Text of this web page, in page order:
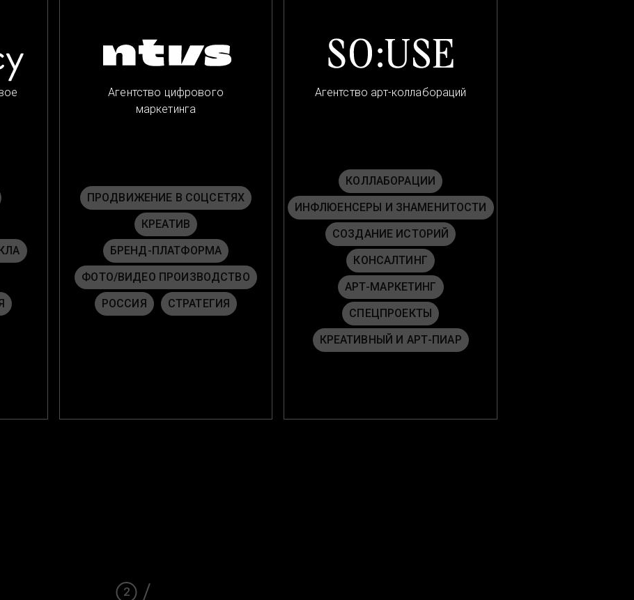
Агентство цифрового
маркетинга
ПРОДВИЖЕНИЕ В СОЦСЕТЯХ
КРЕАТИВ
БРЕНД-ПЛАТФОРМА
ФОТО/ВИДЕО ПРОИЗВОДСТВО
РОССИЯ
СТРАТЕГИЯ
Агентство арт-коллабораций
КОЛЛАБОРАЦИИ
ИНФЛЮЕНСЕРЫ И ЗНАМЕНИТОСТИ
СОЗДАНИЕ ИСТОРИЙ
КОНСАЛТИНГ
АРТ-МАРКЕТИНГ
СПЕЦПРОЕКТЫ
КРЕАТИВНЫЙ И АРТ-ПИАР
2